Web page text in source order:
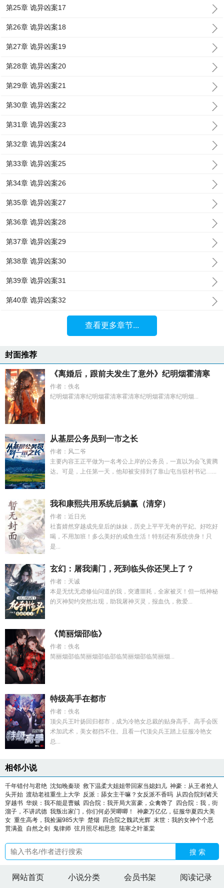
第25章 诡异凶案17
第26章 诡异凶案18
第27章 诡异凶案19
第28章 诡异凶案20
第29章 诡异凶案21
第30章 诡异凶案22
第31章 诡异凶案23
第32章 诡异凶案24
第33章 诡异凶案25
第34章 诡异凶案26
第35章 诡异凶案27
第36章 诡异凶案28
第37章 诡异凶案29
第38章 诡异凶案30
第39章 诡异凶案31
第40章 诡异凶案32
查看更多章节...
封面推荐
《离婚后，跟前夫发生了意外》纪明烟霍清寒
作者：佚名
纪明烟霍清寒纪明烟霍清寒霍清寒纪明烟霍清寒纪明烟...
从基层公务员到一市之长
作者：风二爷
主要内容王正平做为一名考公上岸的公务员，一直以为会飞黄腾
达。可是，上任第一天，他却被安排到了靠山屯当驻村书记…...
我和康熙共用系统后躺赢（清穿）
作者：近日光
社畜婧然穿越成先皇后的妹妹，历史上平平无奇的平妃。好吃好
喝，不用加班！多么美好的咸鱼生活！特别还有系统傍身！只
是...
玄幻：屠我满门，死到临头你还哭上了？
作者：天诚
本是无忧无虑修仙问道的我，突遭噩耗，全家被灭！但一纸神秘
的灭神契约突然出现，助我屠神灭灵，报血仇，救爱...
《简丽烟邵临》
作者：佚名
简丽烟邵临简丽烟邵临邵临简丽烟邵临简丽烟...
特级高手在都市
作者：佚名
顶尖兵王叶扬回归都市，成为冷艳女总裁的贴身高手。高手会医
术加武术，美女都挡不住。且看一代顶尖兵王踏上征服冷艳女
总...
相邻小说
千年错付与君绝 沈知晚秦琰 救下温柔大姐姐带回家当媳妇儿 神豪：从王者抢人
头开始 渡劫老祖重生上大学 反派：舔女主干嘛？女反派不香吗 从四合院到诸天
穿越书 华娱：我不能是曹贼 四合院：我开局大富豪，众禽馋了
四合院：我，街
溜子，不讲武德 我叛出家门，你们何必哭唧唧！
神豪万亿亿，征服华夏四大美
女 重生高考，我捡漏985大学 楚烟 四合院之魏武光辉 末世：我的女神个个恶
贯满盈
自然之剑 鬼律师 弦月照尽相思意 陆寒之叶堇棠
搜 索
网站首页 小说分类 会员书架 阅读记录